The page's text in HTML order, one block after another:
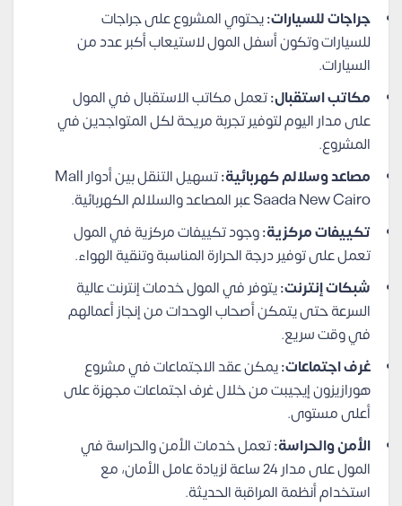
جراجات للسيارات:يحتوي المشروع على جراجات
للسيارات وتكون أسفل المول لاستيعاب أكبر عدد من
السيارات.
مكاتب استقبال:تعمل مكاتب الاستقبال في المول
على مدار اليوم لتوفير تجربة مريحة لكل المتواجدين في
المشروع.
مصاعد وسلالم كهربائية:
تسهيل التنقل بين أدوار Mall
Saada New Cairo عبر المصاعد والسلالم الكهربائية.
تكييفات مركزية:وجود تكييفات مركزية في المول
تعمل على توفير درجة الحرارة المناسبة وتنقية الهواء.
شبكات إنترنت:يتوفر في المول خدمات إنترنت عالية
السرعة حتى يتمكن أصحاب الوحدات من إنجاز أعمالهم
في وقت سريع.
غرف اجتماعات:يمكن عقد الاجتماعات في مشروع
هورازيزون إيجيبت من خلال غرف اجتماعات مجهزة على
أعلى مستوى.
الأمن والحراسة:تعمل خدمات الأمن والحراسة في
المول على مدار 24 ساعة لزيادة عامل الأمان، مع
استخدام أنظمة المراقبة الحديثة.